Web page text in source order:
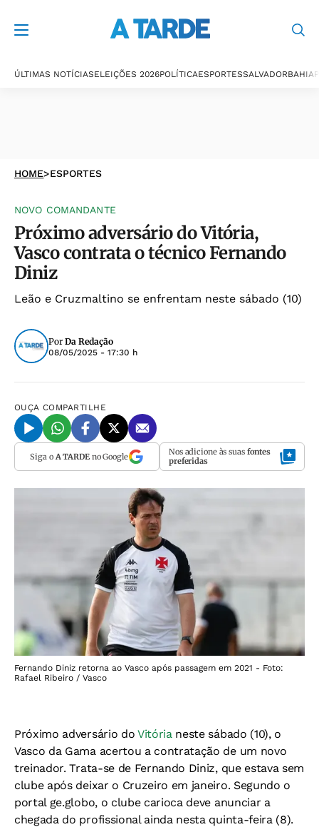
ÚLTIMAS NOTÍCIASELEIÇÕES 2026POLÍTICAESPORTESSALVADORBAHIA
HOME>ESPORTES
NOVO COMANDANTE
Próximo adversário do Vitória,
Vasco contrata o técnico Fernando
Diniz
Leão e Cruzmaltino se enfrentam neste sábado (10)
Por Da Redação
08/05/2025 - 17:30 h
OUÇA COMPARTILHE
Siga o A TARDEno Google Nos adicione às suas fontes
preferidas
Fernando Diniz retorna ao Vasco após passagem em 2021 - Foto:
Rafael Ribeiro / Vasco
Próximo adversário do Vitórianeste sábado (10), o
Vasco da Gama acertou a contratação de um novo
treinador. Trata-se de Fernando Diniz, que estava sem
clube após deixar o Cruzeiro em janeiro. Segundo o
portal ge.globo, o clube carioca deve anunciar a
chegada do profissional ainda nesta quinta-feira (8).